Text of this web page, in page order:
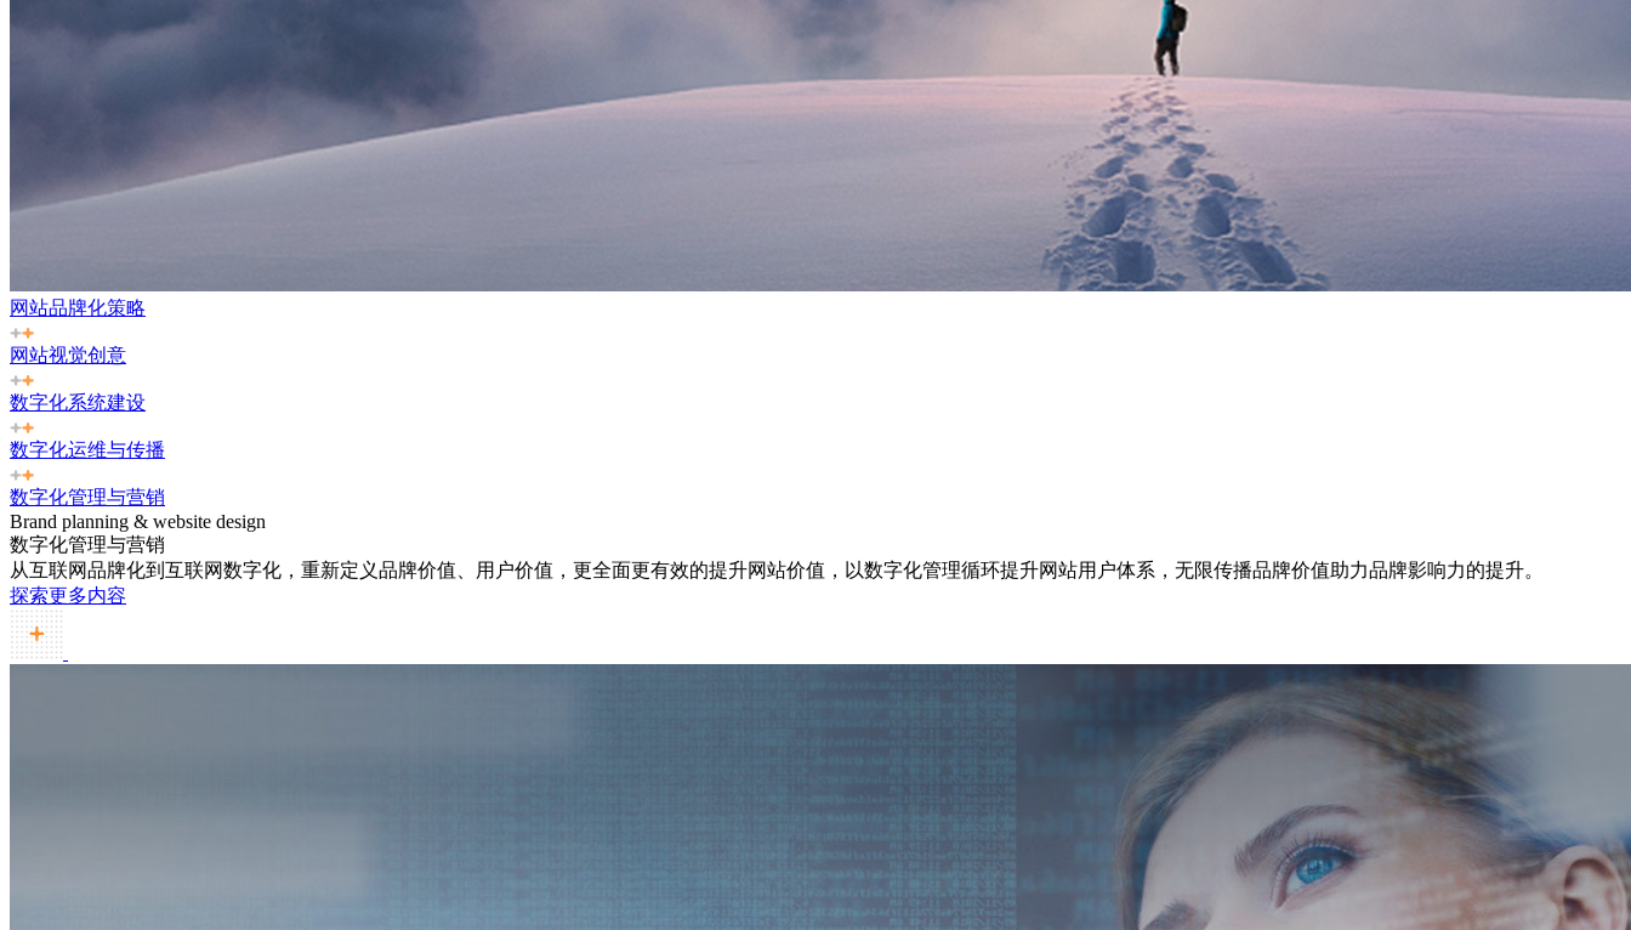
网站品牌化策略
网站视觉创意
数字化系统建设
数字化运维与传播
数字化管理与营销
Brand planning & website design
数字化管理与营销
从互联网品牌化到互联网数字化，重新定义品牌价值、用户价值，更全面更有效的提升网站价值，以数字化管理循环提升网站用户体系，无限传播品牌价值助力品牌影响力的提升。
探索更多内容